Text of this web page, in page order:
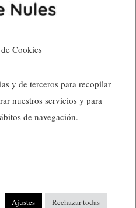
Cookies
y de terceros para recopilar
nuestros servicios y para
de navegación.
Ajustes Rechazar todas